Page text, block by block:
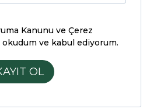
Kanunu ve Çerez
okudum ve kabul ediyorum.
OL